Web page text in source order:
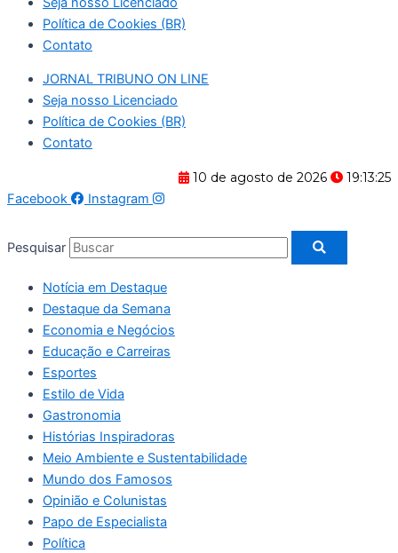
Política de Cookies (BR)
Contato
JORNAL TRIBUNO ON LINE
Seja nosso Licenciado
Política de Cookies (BR)
Contato
10 de agosto de 2026
19:13:25
Facebook
Instagram
Pesquisar
Notícia em Destaque
Destaque da Semana
Economia e Negócios
Educação e Carreiras
Esportes
Estilo de Vida
Gastronomia
Histórias Inspiradoras
Meio Ambiente e Sustentabilidade
Mundo dos Famosos
Opinião e Colunistas
Papo de Especialista
Política